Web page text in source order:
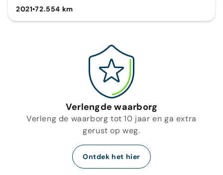
2021•72.554 km
Verlengde waarborg
Verleng de waarborg tot 10 jaar en ga extra
gerust op weg.
Ontdek het hier